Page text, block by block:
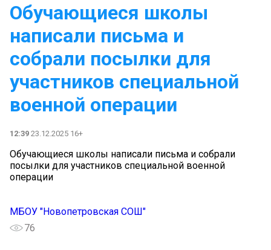
Обучающиеся школы
написали письма и
собрали посылки для
участников специальной
военной операции
12:39 23.12.2025 16+
Обучающиеся школы написали письма и собрали
посылки для участников специальной военной
операции
МБОУ "Новопетровская СОШ"
76